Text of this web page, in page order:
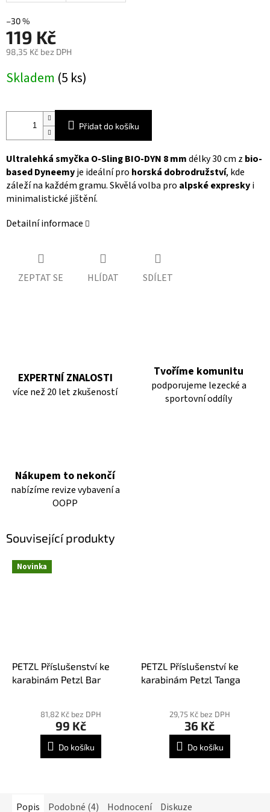
–30 %
119 Kč
98,35 Kč bez DPH
cena:
Skladem (5 ks)
Přidat do košíku
Ultralehká smyčka O-Sling BIO-DYN 8 mmdélky 30 cm z bio-
based Dyneemyje ideální pro horská dobrodružství, kde
záleží na každém gramu. Skvělá volba pro alpské expreskyi
minimalistické jištění.
Detailní informace
ZEPTAT SE HLÍDAT SDÍLET
EXPERTNÍ ZNALOSTI
více než 20 let zkušeností
Tvoříme komunitu
podporujeme lezecké a
sportovní oddíly
Nákupem to nekončí
nabízíme revize vybavení a
OOPP
Související produkty
Novinka
PETZL Příslušenství ke
karabinám Petzl Bar
81,82 Kč bez DPH
99 Kč
Do košíku
PETZL Příslušenství ke
karabinám Petzl Tanga
29,75 Kč bez DPH
36 Kč
Do košíku
Popis Podobné (4) Hodnocení Diskuze